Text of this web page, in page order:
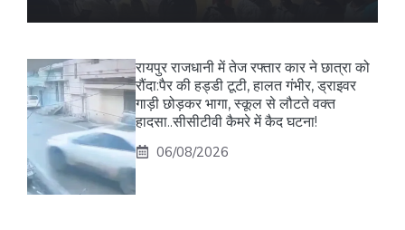
रायपुर राजधानी में तेज रफ्तार कार ने छात्रा को
रौंदा:पैर की हड्डी टूटी, हालत गंभीर, ड्राइवर
गाड़ी छोड़कर भागा, स्कूल से लौटते वक्त
हादसा..सीसीटीवी कैमरे में कैद घटना!
06/08/2026